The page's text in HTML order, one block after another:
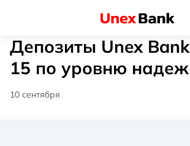
Депозиты Unex
15 по уровню
10 сентября